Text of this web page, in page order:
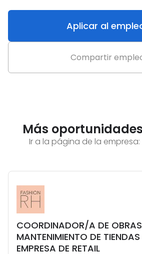
Aplicar al
Compartir
Más
Ir a la página de la empresa:
COORDINADOR/A DE
MANTENIMIENTO DE
EMPRESA DE RETAIL